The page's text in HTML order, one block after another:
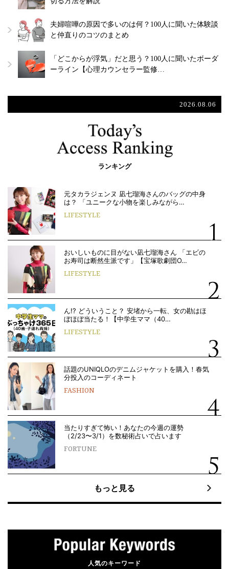
夫婦喧嘩の原因で多いのは何？100人に聞いた体験談
と仲直りのコツのまとめ
「どこからが浮気」だと思う？100人に聞いたボーダ
ーライン【心理カウンセラー監修…
2026.08.06
ランキング
元タカラジェンヌ 凪七瑠海さんのバッグの中身
は？ 「ユニークな小物を楽しみながら…
LIFESTYLE
おいしいものに目がない凪七瑠海さん 「エビの
お寿司は断然生派です」【宝塚歌劇団O…
LIFESTYLE
ん!? どういうこと？ 安堵から一転、女の勘はほ
ぼほぼ当たる！【中学生ママ（40…
LIFESTYLE
話題のUNIQLOのデニムジャケットを購入！春気
分投入のコーディネート
FASHION
当たりすぎて怖い！あなたの今週の運勢
（2/23〜3/1）を数秘術占いで占います
FORTUNE
もっと見る
人気のキーワード